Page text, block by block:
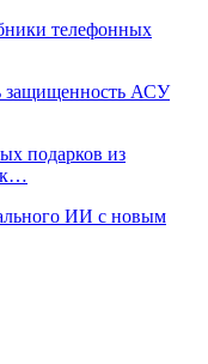
телефонных
защищенность АСУ
подарков из
к…
ИИ с новым